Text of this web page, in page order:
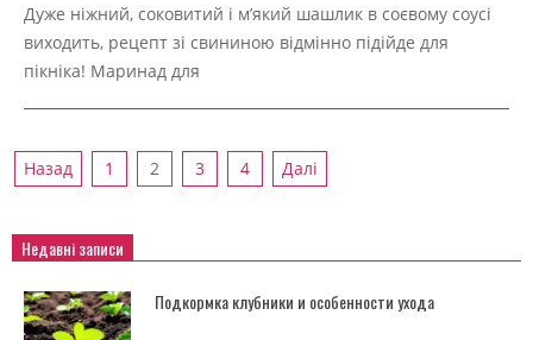
10-
Дуже ніжний, соковитий і м’який шашлик в соєвому соусі
виходить, рецепт зі свининою відмінно підійде для
пікніка! Маринад для
Пагінація
Назад 1 2 3 4 Далі
Недавні записи
Подкормка клубники и особенности ухода